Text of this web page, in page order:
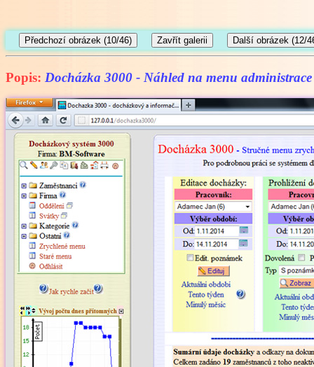
Popis: Docházka 3000 - Náhled na menu administrace